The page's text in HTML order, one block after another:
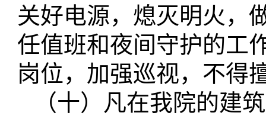
关好电源，熄灭明火，
任值班和夜间守护的工
岗位，加强巡视，不得
（十）凡在我院的建